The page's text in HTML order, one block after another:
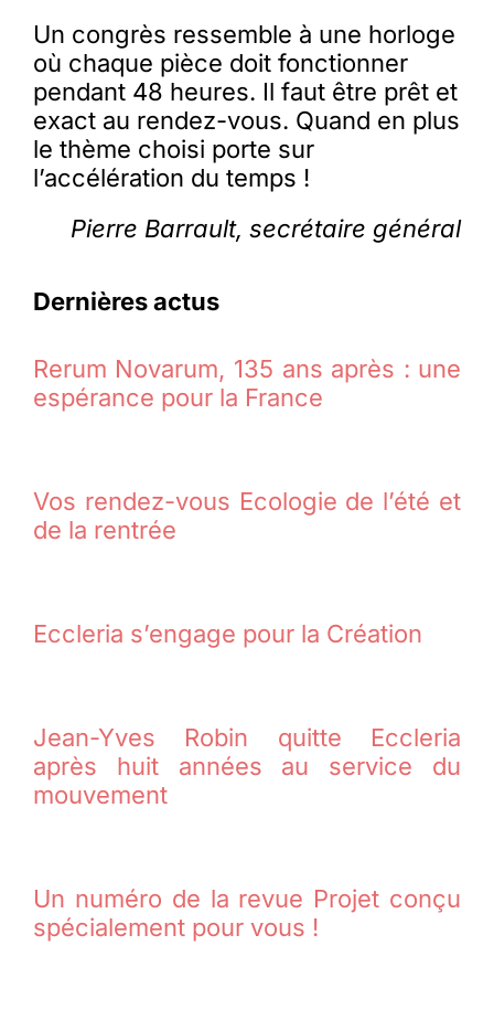
Un congrès ressemble à une horloge
où chaque pièce doit fonctionner
pendant 48 heures. Il faut être prêt et
exact au rendez-vous. Quand en plus
le thème choisi porte sur
l’accélération du temps !
Pierre Barrault, secrétaire général
Dernières actus
Rerum Novarum, 135 ans après : une
espérance pour la France
Vos rendez-vous Ecologie de l’été et
de la rentrée
Eccleria s’engage pour la Création
Jean-Yves Robin quitte Eccleria
après huit années au service du
mouvement
Un numéro de la revue Projet conçu
spécialement pour vous !